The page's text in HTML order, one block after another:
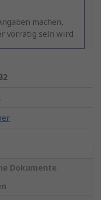
machen,
vorrätig sein wird.
Dokumente